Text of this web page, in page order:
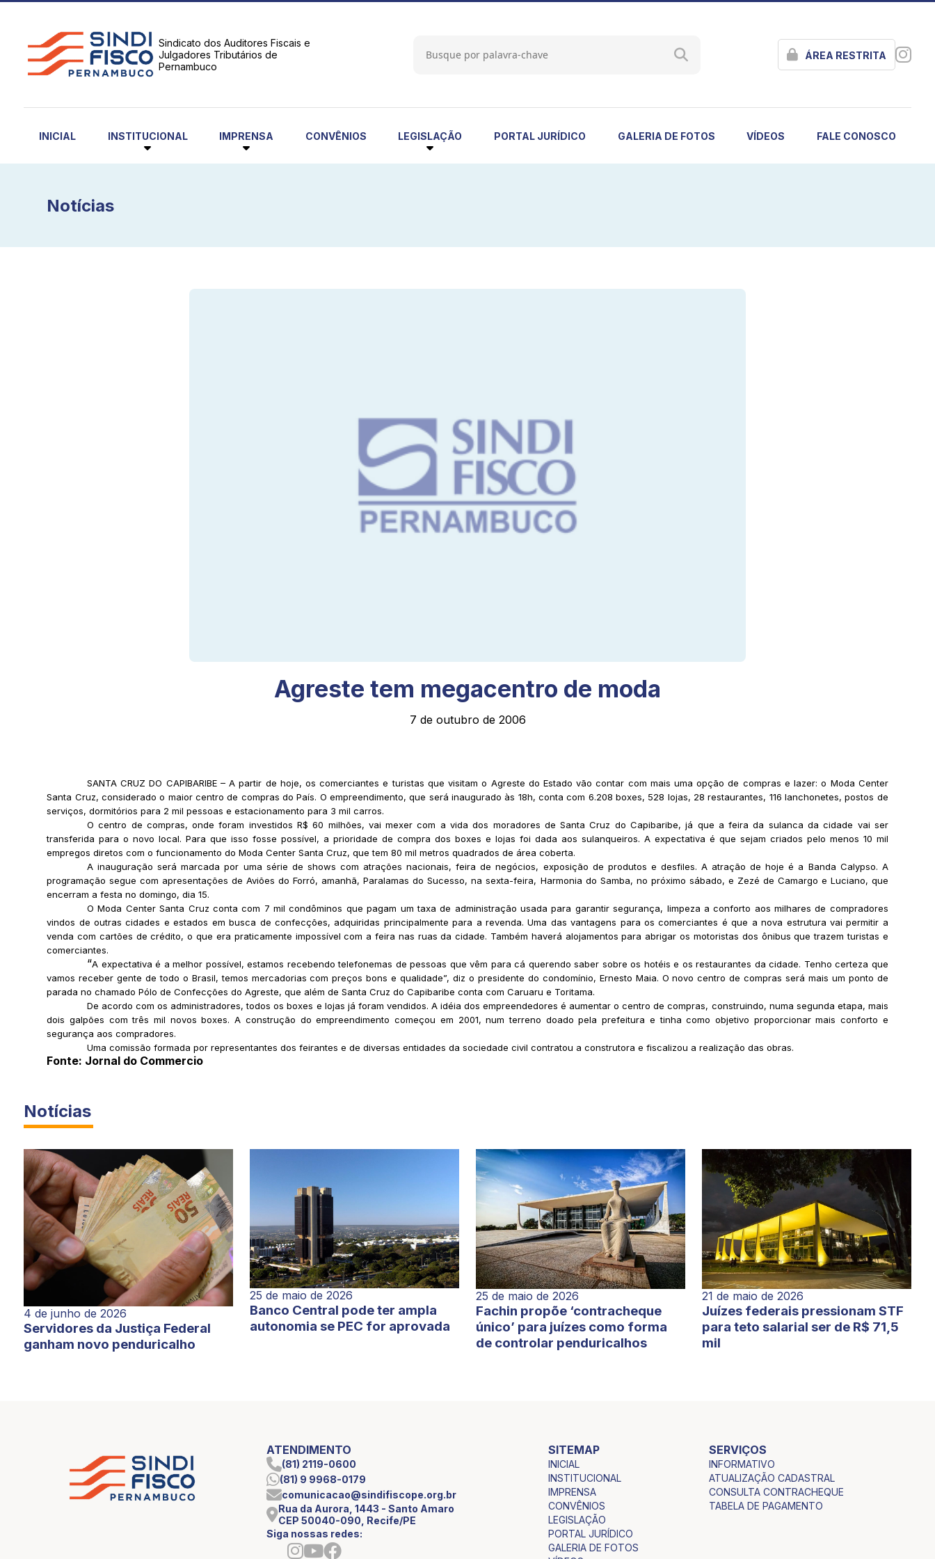
Sindicato dos Auditores Fiscais e
Julgadores Tributários de
Pernambuco
ÁREA RESTRITA
INICIAL INSTITUCIONAL IMPRENSA CONVÊNIOS LEGISLAÇÃO PORTAL JURÍDICO GALERIA DE FOTOS VÍDEOS FALE CONOSCO
Notícias
Agreste tem megacentro de moda
7 de outubro de 2006
SANTA CRUZ DO CAPIBARIBE – A partir de hoje, os comerciantes e turistas que visitam o Agreste do Estado vão contar com mais uma opção de compras e lazer: o Moda Center
Santa Cruz, considerado o maior centro de compras do País. O empreendimento, que será inaugurado às 18h, conta com 6.208 boxes, 528 lojas, 28 restaurantes, 116 lanchonetes, postos de
serviços, dormitórios para 2 mil pessoas e estacionamento para 3 mil carros.
O centro de compras, onde foram investidos R$ 60 milhões, vai mexer com a vida dos moradores de Santa Cruz do Capibaribe, já que a feira da sulanca da cidade vai ser
transferida para o novo local. Para que isso fosse possível, a prioridade de compra dos boxes e lojas foi dada aos sulanqueiros. A expectativa é que sejam criados pelo menos 10 mil
empregos diretos com o funcionamento do Moda Center Santa Cruz, que tem 80 mil metros quadrados de área coberta.
A inauguração será marcada por uma série de shows com atrações nacionais, feira de negócios, exposição de produtos e desfiles. A atração de hoje é a Banda Calypso. A
programação segue com apresentações de Aviões do Forró, amanhã, Paralamas do Sucesso, na sexta-feira, Harmonia do Samba, no próximo sábado, e Zezé de Camargo e Luciano, que
encerram a festa no domingo, dia 15.
O Moda Center Santa Cruz conta com 7 mil condôminos que pagam um taxa de administração usada para garantir segurança, limpeza a conforto aos milhares de compradores
vindos de outras cidades e estados em busca de confecções, adquiridas principalmente para a revenda. Uma das vantagens para os comerciantes é que a nova estrutura vai permitir a
venda com cartões de crédito, o que era praticamente impossível com a feira nas ruas da cidade. Também haverá alojamentos para abrigar os motoristas dos ônibus que trazem turistas e
comerciantes.
“A expectativa é a melhor possível, estamos recebendo telefonemas de pessoas que vêm para cá querendo saber sobre os hotéis e os restaurantes da cidade. Tenho certeza que
vamos receber gente de todo o Brasil, temos mercadorias com preços bons e qualidade”, diz o presidente do condomínio, Ernesto Maia. O novo centro de compras será mais um ponto de
parada no chamado Pólo de Confecções do Agreste, que além de Santa Cruz do Capibaribe conta com Caruaru e Toritama.
De acordo com os administradores, todos os boxes e lojas já foram vendidos. A idéia dos empreendedores é aumentar o centro de compras, construindo, numa segunda etapa, mais
dois galpões com três mil novos boxes. A construção do empreendimento começou em 2001, num terreno doado pela prefeitura e tinha como objetivo proporcionar mais conforto e
segurança aos compradores.
Uma comissão formada por representantes dos feirantes e de diversas entidades da sociedade civil contratou a construtora e fiscalizou a realização das obras.
Fonte: Jornal do Commercio
Notícias
4 de junho de 2026
Servidores da Justiça Federal
ganham novo penduricalho
25 de maio de 2026
Banco Central pode ter ampla
autonomia se PEC for aprovada
25 de maio de 2026
Fachin propõe ‘contracheque
único’ para juízes como forma
de controlar penduricalhos
21 de maio de 2026
Juízes federais pressionam STF
para teto salarial ser de R$ 71,5
mil
ATENDIMENTO
(81) 2119-0600
(81) 9 9968-0179
comunicacao@sindifiscope.org.br
Rua da Aurora, 1443 - Santo Amaro
CEP 50040-090, Recife/PE
Siga nossas redes:
SITEMAP
INICIAL
INSTITUCIONAL
IMPRENSA
CONVÊNIOS
LEGISLAÇÃO
PORTAL JURÍDICO
GALERIA DE FOTOS
SERVIÇOS
INFORMATIVO
ATUALIZAÇÃO CADASTRAL
CONSULTA CONTRACHEQUE
TABELA DE PAGAMENTO